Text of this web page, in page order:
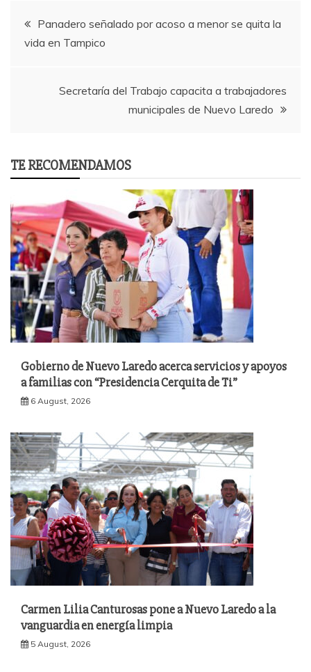
Post
navigation
Panadero señalado por acoso a menor se quita la
vida en Tampico
Secretaría del Trabajo capacita a trabajadores
municipales de Nuevo Laredo
TE RECOMENDAMOS
Gobierno de Nuevo Laredo acerca servicios y apoyos
a familias con “Presidencia Cerquita de Ti”
6 August, 2026
Carmen Lilia Canturosas pone a Nuevo Laredo a la
vanguardia en energía limpia
5 August, 2026